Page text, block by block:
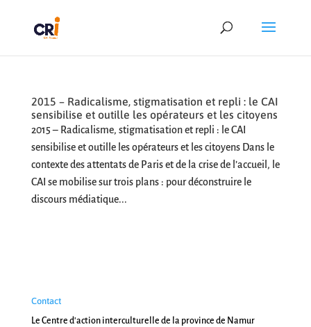
2015 – Radicalisme, stigmatisation et repli : le CAI
sensibilise et outille les opérateurs et les citoyens
2015 – Radicalisme, stigmatisation et repli : le CAI
sensibilise et outille les opérateurs et les citoyens Dans le
contexte des attentats de Paris et de la crise de l’accueil, le
CAI se mobilise sur trois plans : pour déconstruire le
discours médiatique...
Contact
Le Centre d'action interculturelle de la province de Namur